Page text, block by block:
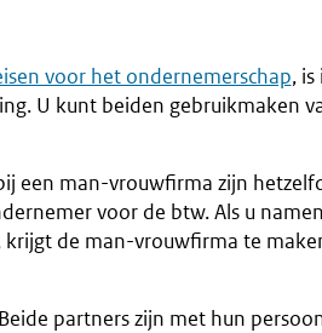
voor het ondernemerschap,
U kunt beiden gebruikmaken
een man-vrouwfirma zijn
voor de btw. Als u
de man-vrouwfirma te
partners zijn met hun